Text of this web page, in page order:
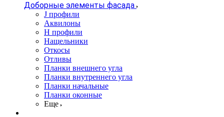
Доборные элементы фасада
J профили
Аквилоны
Н профили
Нащельники
Откосы
Отливы
Планки внешнего угла
Планки внутреннего угла
Планки начальные
Планки оконные
Еще